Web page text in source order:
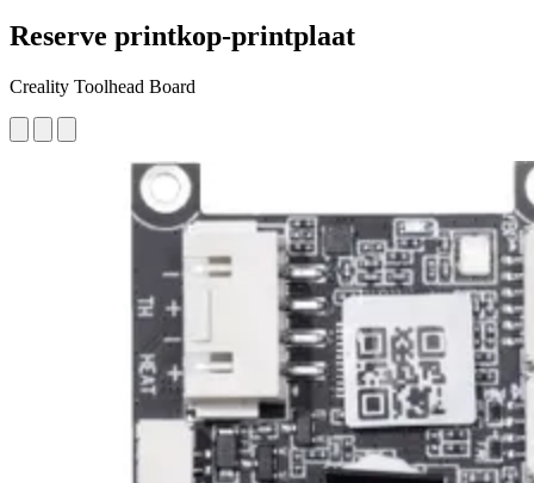
Reserve printkop-printplaat
Creality Toolhead Board